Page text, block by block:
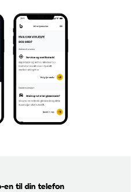
en til din telefon